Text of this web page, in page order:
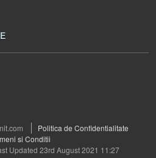
Politica de Confidentialitate
si Conditii
Updated 23rd August 2021 11:27